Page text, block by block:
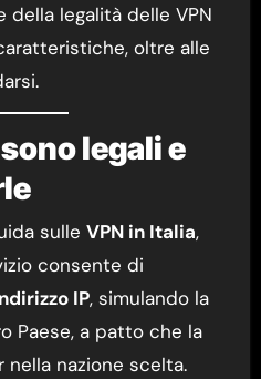
legalità delle VPN
oltre alle
legali e
sulle VPN in Italia,
consente di
IP, simulando la
Paese, a patto che la
nella nazione scelta.